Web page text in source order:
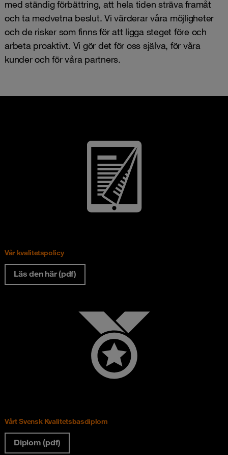
med ständig förbättring, att hela tiden sträva framåt
och ta medvetna beslut. Vi värderar våra möjligheter
och de risker som finns för att ligga steget före och
arbeta proaktivt. Vi gör det för oss själva, för våra
kunder och för våra partners.
Vår kvalitetspolicy
Läs den här (pdf)
Vårt Svensk Kvalitetsbasdiplom
Diplom (pdf)